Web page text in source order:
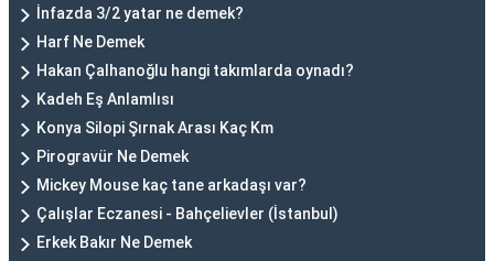
İnfazda 3/2 yatar ne demek?
Harf Ne Demek
Hakan Çalhanoğlu hangi takımlarda oynadı?
Kadeh Eş Anlamlısı
Konya Silopi Şırnak Arası Kaç Km
Pirogravür Ne Demek
Mickey Mouse kaç tane arkadaşı var?
Çalışlar Eczanesi - Bahçelievler (İstanbul)
Erkek Bakır Ne Demek